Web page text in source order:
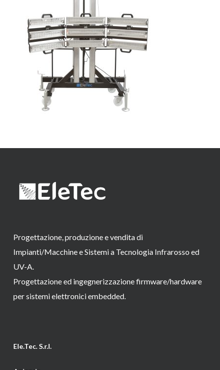
Progettazione, produzione e vendita di
Impianti/Macchine e Sistemi a Tecnologia Infrarosso ed
UV-A.
Progettazione ed ingegnerizzazione firmware/hardware
per sistemi elettronici embedded.
Ele.Tec. S.r.l.